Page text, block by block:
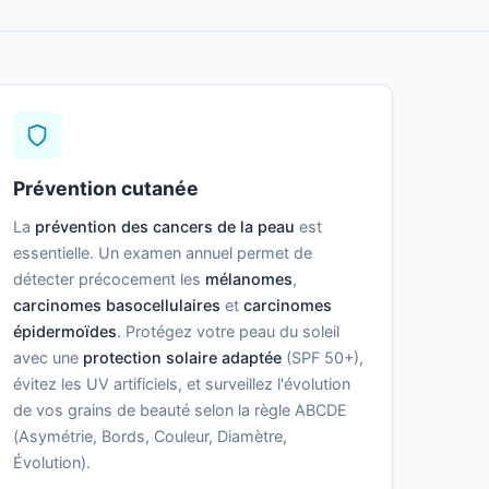
Prévention cutanée
La prévention des cancers de la peau est
essentielle. Un examen annuel permet de
détecter précocement les mélanomes,
carcinomes basocellulaires et carcinomes
épidermoïdes. Protégez votre peau du soleil
avec une protection solaire adaptée(SPF 50+),
évitez les UV artificiels, et surveillez l'évolution
de vos grains de beauté selon la règle ABCDE
(Asymétrie, Bords, Couleur, Diamètre,
Évolution).